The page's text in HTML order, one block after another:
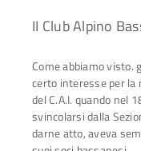
II Club Alpino
Come abbiamo visto.
certo interesse per la
del C.A.I. quando nel
svincolarsi dalla
darne atto, aveva